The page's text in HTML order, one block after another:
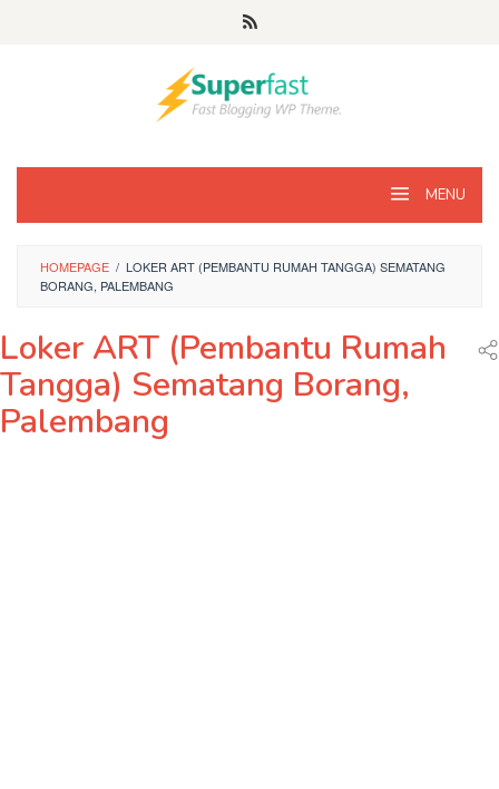
MENU
HOMEPAGE / LOKER ART (PEMBANTU RUMAH TANGGA) SEMATANG
BORANG, PALEMBANG
Loker ART (Pembantu Rumah
Tangga) Sematang Borang,
Palembang